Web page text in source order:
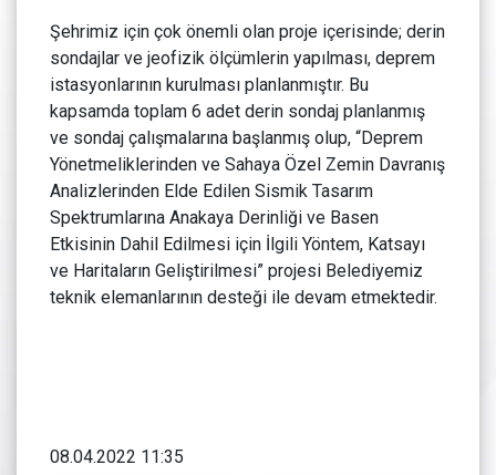
Şehrimiz için çok önemli olan proje içerisinde; derin
sondajlar ve jeofizik ölçümlerin yapılması, deprem
istasyonlarının kurulması planlanmıştır. Bu
kapsamda toplam 6 adet derin sondaj planlanmış
ve sondaj çalışmalarına başlanmış olup, “Deprem
Yönetmeliklerinden ve Sahaya Özel Zemin Davranış
Analizlerinden Elde Edilen Sismik Tasarım
Spektrumlarına Anakaya Derinliği ve Basen
Etkisinin Dahil Edilmesi için İlgili Yöntem, Katsayı
ve Haritaların Geliştirilmesi” projesi Belediyemiz
teknik elemanlarının desteği ile devam etmektedir.
08.04.2022 11:35